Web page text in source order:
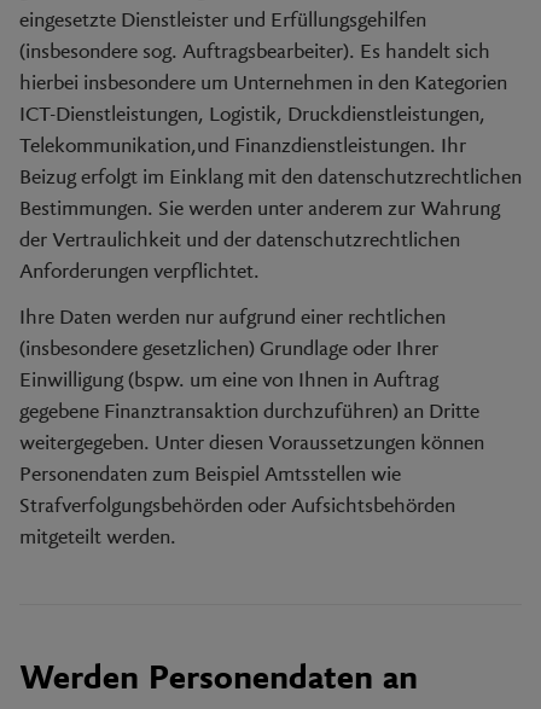
eingesetzte Dienstleister und Erfüllungsgehilfen
(insbesondere sog. Auftragsbearbeiter). Es handelt sich
hierbei insbesondere um Unternehmen in den Kategorien
ICT-Dienstleistungen, Logistik, Druckdienstleistungen,
Telekommunikation,und Finanzdienstleistungen. Ihr
Beizug erfolgt im Einklang mit den datenschutzrechtlichen
Bestimmungen. Sie werden unter anderem zur Wahrung
der Vertraulichkeit und der datenschutzrechtlichen
Anforderungen verpflichtet.
Ihre Daten werden nur aufgrund einer rechtlichen
(insbesondere gesetzlichen) Grundlage oder Ihrer
Einwilligung (bspw. um eine von Ihnen in Auftrag
gegebene Finanztransaktion durchzuführen) an Dritte
weitergegeben. Unter diesen Voraussetzungen können
Personendaten zum Beispiel Amtsstellen wie
Strafverfolgungsbehörden oder Aufsichtsbehörden
mitgeteilt werden.
Werden Personendaten an